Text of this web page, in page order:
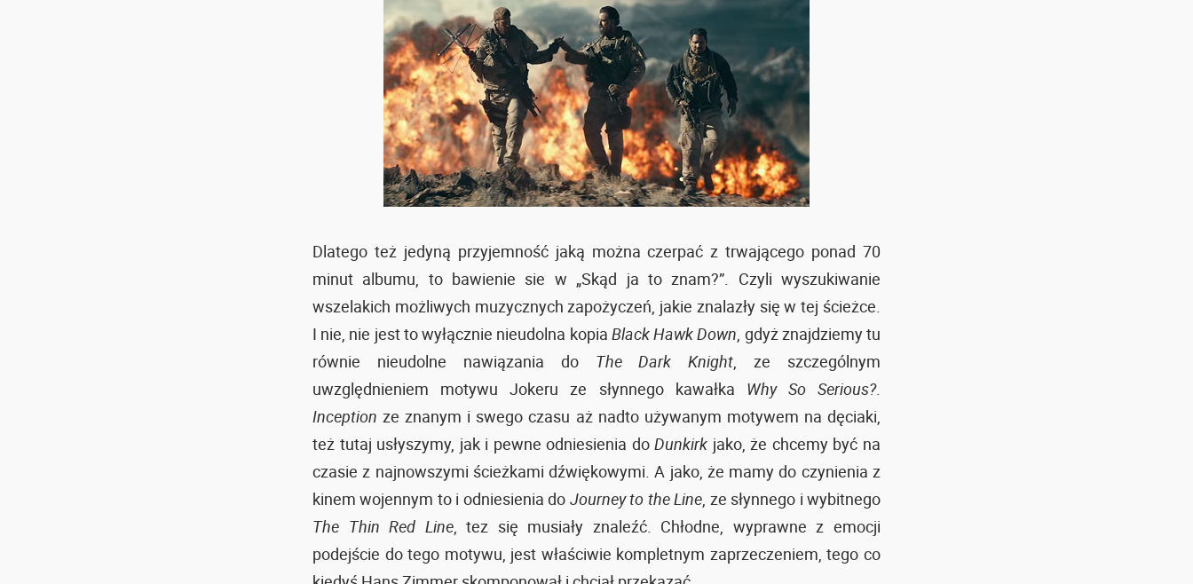
Dlatego też jedyną przyjemność jaką można czerpać z trwającego ponad 70
minut albumu, to bawienie sie w „Skąd ja to znam?”. Czyli wyszukiwanie
wszelakich możliwych muzycznych zapożyczeń, jakie znalazły się w tej ścieżce.
I nie, nie jest to wyłącznie nieudolna kopia Black Hawk Down, gdyż znajdziemy tu
równie nieudolne nawiązania do The Dark Knight, ze szczególnym
uwzględnieniem motywu Jokeru ze słynnego kawałka Why So Serious?.
Inception ze znanym i swego czasu aż nadto używanym motywem na dęciaki,
też tutaj usłyszymy, jak i pewne odniesienia doDunkirk jako, że chcemy być na
czasie z najnowszymi ścieżkami dźwiękowymi. A jako, że mamy do czynienia z
kinem wojennym to i odniesienia do Journey to the Line, ze słynnego i wybitnego
The Thin Red Line, tez się musiały znaleźć. Chłodne, wyprawne z emocji
podejście do tego motywu, jest właściwie kompletnym zaprzeczeniem, tego co